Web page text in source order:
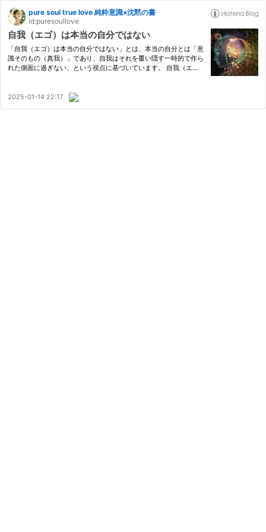
pure soul true love 純粋意識⭐︎沈黙の書
id:puresoullove
自我（エゴ）は本当の自分ではない
「自我（エゴ）は本当の自分ではない」とは、本当の自分とは「意
識そのもの（真我）」であり、自我はそれを覆い隠す一時的で作ら
れた側面に過ぎない、という視点に基づいています。 自我（エ
割…
2025-01-14 22:17